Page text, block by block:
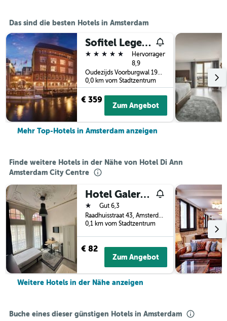
Das sind die besten Hotels in Amsterdam
Sofitel Legend The Grand Amsterdam
5 Sterne
Hervorragend
8,9
Oudezijds Voorburgwal 197, Amsterdam, Provinz Nordholland, Niederlande
0,0 km vom Stadtzentrum
€ 359
Zum Angebot
Mehr Top-Hotels in Amsterdam anzeigen
Finde weitere Hotels in der Nähe von Hotel Di Ann
Amsterdam City Centre
Hotel Galerij Amsterdam
1 SternGut 6,3
Raadhuisstraat 43, Amsterdam, Provinz Nordholland, Niederlande
0,1 km vom Stadtzentrum
€ 82
Zum Angebot
Weitere Hotels in der Nähe anzeigen
Buche eines dieser günstigen Hotels in Amsterdam